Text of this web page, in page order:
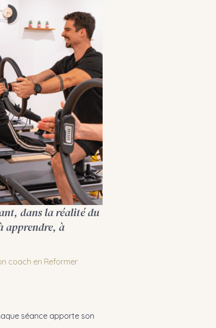
dans la réalité du
apprendre, à
coach en Reformer
séance apporte son